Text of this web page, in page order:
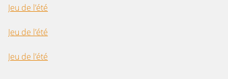
Jeu de l’été
Jeu de l’été
Jeu de l’été